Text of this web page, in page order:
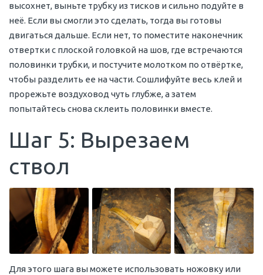
высохнет, выньте трубку из тисков и сильно подуйте в
неё. Если вы смогли это сделать, тогда вы готовы
двигаться дальше. Если нет, то поместите наконечник
отвертки с плоской головкой на шов, где встречаются
половинки трубки, и постучите молотком по отвёртке,
чтобы разделить ее на части. Сошлифуйте весь клей и
прорежьте воздуховод чуть глубже, а затем
попытайтесь снова склеить половинки вместе.
Шаг 5: Вырезаем
ствол
Для этого шага вы можете использовать ножовку или